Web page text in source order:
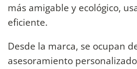
más amigable y ecológico,
eficiente.
Desde la marca, se ocupan
asesoramiento